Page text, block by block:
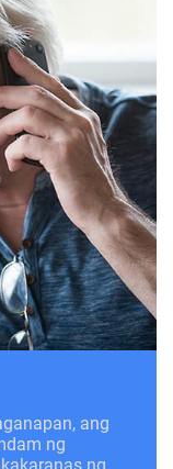
ang
ng